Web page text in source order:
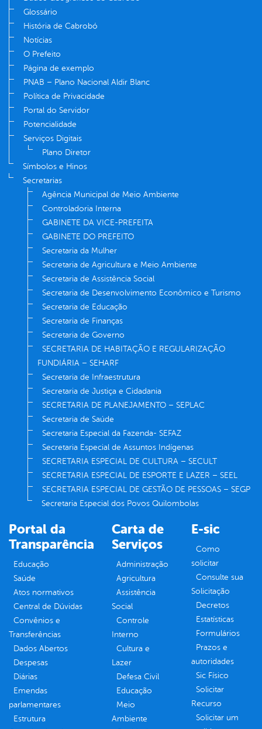
Glossário
História de Cabrobó
Notícias
O Prefeito
Página de exemplo
PNAB – Plano Nacional Aldir Blanc
Política de Privacidade
Portal do Servidor
Potencialidade
Serviços Digitais
Plano Diretor
Símbolos e Hinos
Secretarias
Agência Municipal de Meio Ambiente
Controladoria Interna
GABINETE DA VICE-PREFEITA
GABINETE DO PREFEITO
Secretaria da Mulher
Secretaria de Agricultura e Meio Ambiente
Secretaria de Assistência Social
Secretaria de Desenvolvimento Econômico e Turismo
Secretaria de Educação
Secretaria de Finanças
Secretaria de Governo
SECRETARIA DE HABITAÇÃO E REGULARIZAÇÃO
FUNDIÁRIA – SEHARF
Secretaria de Infraestrutura
Secretaria de Justiça e Cidadania
SECRETARIA DE PLANEJAMENTO – SEPLAC
Secretaria de Saúde
Secretaria Especial da Fazenda- SEFAZ
Secretaria Especial de Assuntos Indígenas
SECRETARIA ESPECIAL DE CULTURA – SECULT
SECRETARIA ESPECIAL DE ESPORTE E LAZER – SEEL
SECRETARIA ESPECIAL DE GESTÃO DE PESSOAS – SEGP
Secretaria Especial dos Povos Quilombolas
Portal da
Transparência
Educação
Saúde
Atos normativos
Central de Dúvidas
Convênios e
Transferências
Dados Abertos
Despesas
Diárias
Emendas
parlamentares
Estrutura
Carta de
Serviços
Administração
Agricultura
Assistência
Social
Controle
Interno
Cultura e
Lazer
Defesa Civil
Educação
Meio
Ambiente
E-sic
Como
solicitar
Consulte sua
Solicitação
Decretos
Estatísticas
Formulários
Prazos e
autoridades
Sic Físico
Solicitar
Recurso
Solicitar um